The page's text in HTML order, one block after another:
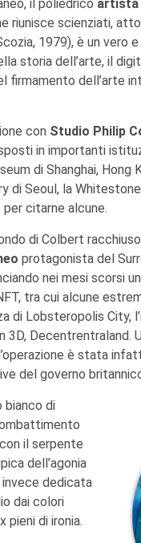
il poliedrico artista
riunisce scienziati,
1979), è un vero
storia dell’arte, il
firmamento dell’arte
con Studio Philip
in importanti
di Shanghai,
Seoul, la
citarne alcune.
di Colbert
protagonista del
nei mesi scorsi
tra cui alcune
di Lobsteropolis City,
Decentrentraland.
è stata
del governo
bianco di
il serpente
dell’agonia
invece dedicata
dai colori
pieni di ironia.